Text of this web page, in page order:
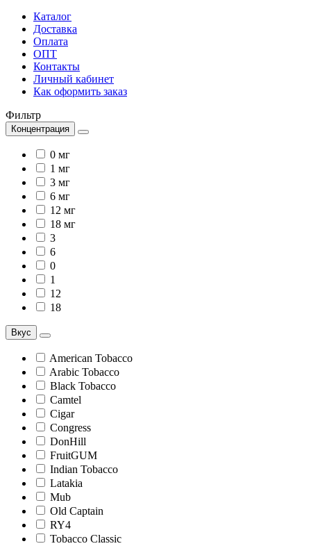
Каталог
Доставка
Оплата
ОПТ
Контакты
Личный кабинет
Как оформить заказ
Фильтр
Концентрация
0 мг
1 мг
3 мг
6 мг
12 мг
18 мг
3
6
0
1
12
18
Вкус
American Tobacco
Arabic Tobacco
Black Tobacco
Camtel
Cigar
Congress
DonHill
FruitGUM
Indian Tobacco
Latakia
Mub
Old Captain
RY4
Tobacco Classic